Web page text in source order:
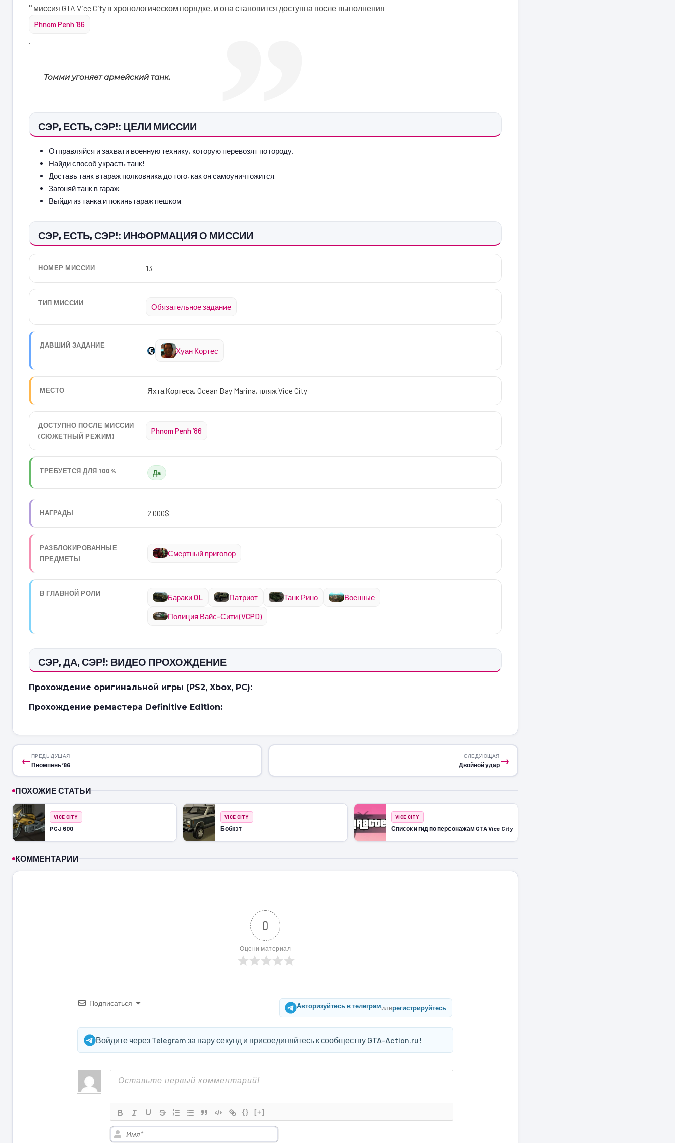
° миссия GTA Vice City в хронологическом порядке, и она становится доступна после выполнения
Phnom Penh ’86
Томми угоняет армейский танк.
СЭР, ЕСТЬ, СЭР!: ЦЕЛИ МИССИИ
Отправляйся и захвати военную технику, которую перевозят по городу.
Найди способ украсть танк!
Доставь танк в гараж полковника до того, как он самоуничтожится.
Загоняй танк в гараж.
Выйди из танка и покинь гараж пешком.
СЭР, ЕСТЬ, СЭР!: ИНФОРМАЦИЯ О МИССИИ
НОМЕР МИССИИ 13
ТИП МИССИИ Обязательное задание
ДАВШИЙ ЗАДАНИЕ
Хуан Кортес
МЕСТО Яхта Кортеса, Ocean Bay Marina, пляж Vice City
ДОСТУПНО ПОСЛЕ МИССИИ
(СЮЖЕТНЫЙ РЕЖИМ)
Phnom Penh ’86
ТРЕБУЕТСЯ ДЛЯ 100% Да
НАГРАДЫ 2 000$
РАЗБЛОКИРОВАННЫЕ
ПРЕДМЕТЫ
Смертный приговор
В ГЛАВНОЙ РОЛИ Бараки OL Патриот Танк Рино Военные
Полиция Вайс-Сити (VCPD)
СЭР, ДА, СЭР!: ВИДЕО ПРОХОЖДЕНИЕ
Прохождение оригинальной игры (PS2, Xbox, PC):
Прохождение ремастера Definitive Edition:
←ПРЕДЫДУЩАЯ
Пномпень ’86 →
СЛЕДУЮЩАЯ
Двойной удар
ПОХОЖИЕ СТАТЬИ
VICE CITY
PCJ 600
VICE CITY
Бобкэт
VICE CITY
Список и гид по персонажам GTA Vice City
КОММЕНТАРИИ
0
Оцени материал
Подписаться Авторизуйтесь в телеграмилирегистрируйтесь
Войдите через Telegram за пару секунд и присоединяйтесь к сообществу GTA-Action.ru!
{} [+]
Имя*